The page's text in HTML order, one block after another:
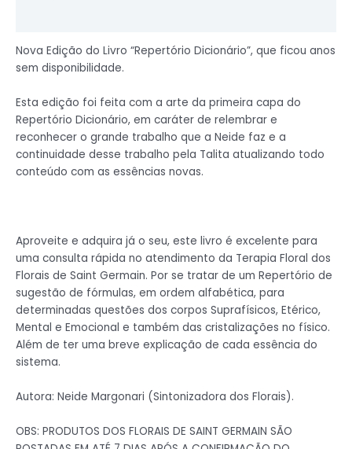
Nova Edição do Livro “Repertório Dicionário”, que ficou anos
sem disponibilidade.
Esta edição foi feita com a arte da primeira capa do
Repertório Dicionário, em caráter de relembrar e
reconhecer o grande trabalho que a Neide faz e a
continuidade desse trabalho pela Talita atualizando todo
conteúdo com as essências novas.
Aproveite e adquira já o seu, este livro é excelente para
uma consulta rápida no atendimento da Terapia Floral dos
Florais de Saint Germain. Por se tratar de um Repertório de
sugestão de fórmulas, em ordem alfabética, para
determinadas questões dos corpos Suprafísicos, Etérico,
Mental e Emocional e também das cristalizações no físico.
Além de ter uma breve explicação de cada essência do
sistema.
Autora: Neide Margonari (Sintonizadora dos Florais).
OBS: PRODUTOS DOS FLORAIS DE SAINT GERMAIN SÃO